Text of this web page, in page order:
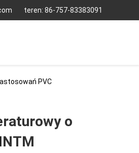
teren: 86-757-83383091
PVC
o